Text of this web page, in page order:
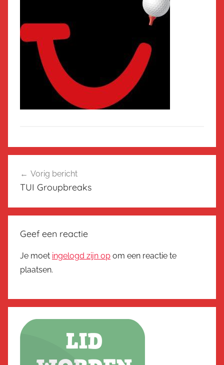
navigatie
Vorig bericht
TUI Groupbreaks
Geef een reactie
Je moet ingelogd zijn op om een reactie te
plaatsen.